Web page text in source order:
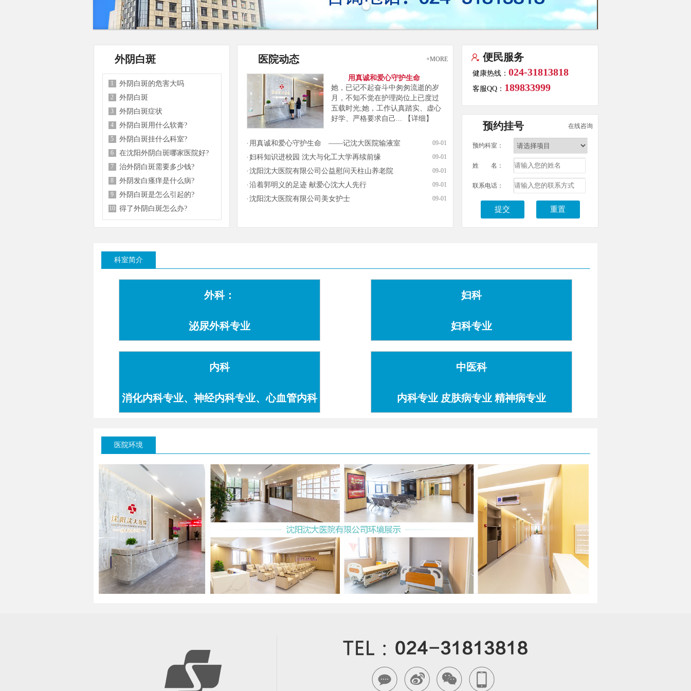
外阴白斑
1 外阴白斑的危害大吗
2 外阴白斑
3 外阴白斑症状
4 外阴白斑用什么软膏?
5 外阴白斑挂什么科室?
6 在沈阳外阴白斑哪家医院好?
7 治外阴白斑需要多少钱?
8 外阴发白瘙痒是什么病?
9 外阴白斑是怎么引起的?
10 得了外阴白斑怎么办?
医院动态 +MORE
用真诚和爱心守护生命
她，已记不起奋斗中匆匆流逝的岁
月，不知不觉在护理岗位上已度过
五载时光;她，工作认真踏实、虚心
好学、严格要求自己...
【详细】
用真诚和爱心守护生命 ——记沈大医院输液室 09-01
妇科知识进校园 沈大与化工大学再续前缘 09-01
沈阳沈大医院有限公司公益慰问天柱山养老院 09-01
沿着郭明义的足迹 献爱心沈大人先行 09-01
沈阳沈大医院有限公司美女护士 09-01
便民服务
健康热线： 024-31813818
客服QQ： 189833999
预约挂号 在线咨询
预约科室：
姓 名：
联系电话：
科室简介
外科：
泌尿外科专业
妇科
妇科专业
内科
消化内科专业、神经内科专业、心血管内科
中医科
内科专业 皮肤病专业 精神病专业
医院环境